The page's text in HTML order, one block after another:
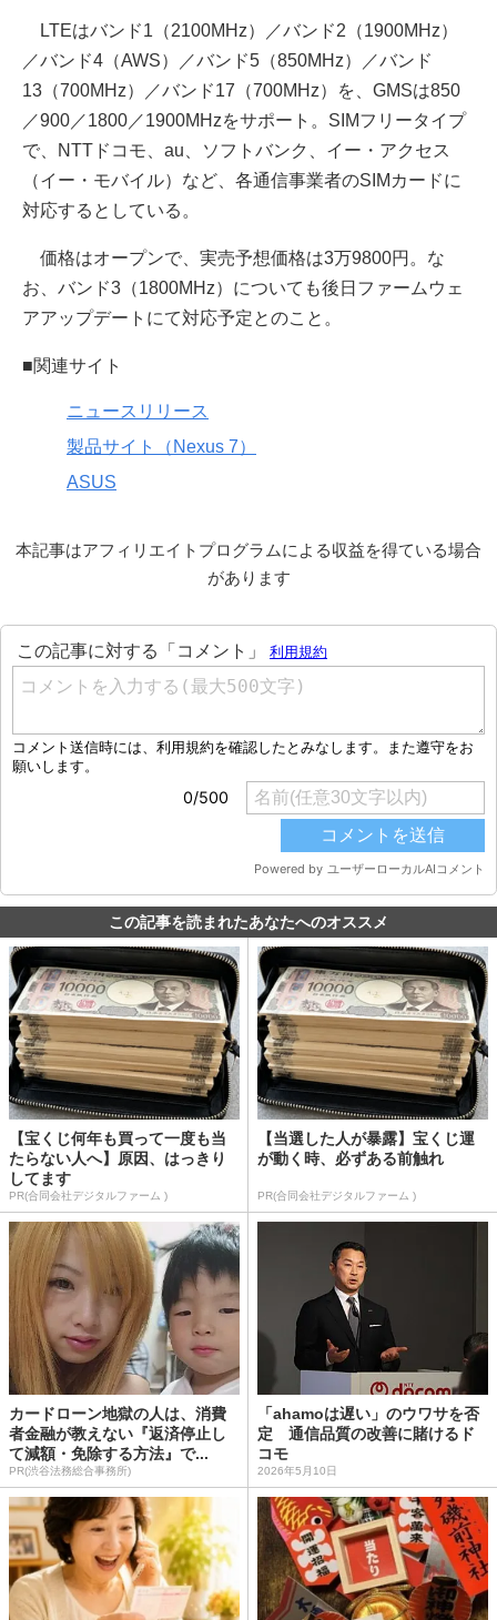
LTEはバンド1（2100MHz）／バンド2（1900MHz）
／バンド4（AWS）／バンド5（850MHz）／バンド
13（700MHz）／バンド17（700MHz）を、GMSは850
／900／1800／1900MHzをサポート。SIMフリータイプ
で、NTTドコモ、au、ソフトバンク、イー・アクセス
（イー・モバイル）など、各通信事業者のSIMカードに
対応するとしている。
価格はオープンで、実売予想価格は3万9800円。な
お、バンド3（1800MHz）についても後日ファームウェ
アアップデートにて対応予定とのこと。
■関連サイト
ニュースリリース
製品サイト（Nexus 7）
ASUS
本記事はアフィリエイトプログラムによる収益を得ている場合
があります
この記事を読まれたあなたへのオススメ
【宝くじ何年も買って一度も当
たらない人へ】原因、はっきり
してます
PR(合同会社デジタルファーム )
【当選した人が暴露】宝くじ運
が動く時、必ずある前触れ
PR(合同会社デジタルファーム )
カードローン地獄の人は、消費
者金融が教えない『返済停止し
て減額・免除する方法』で...
PR(渋谷法務総合事務所)
「ahamoは遅い」のウワサを否
定 通信品質の改善に賭けるド
コモ
2026年5月10日